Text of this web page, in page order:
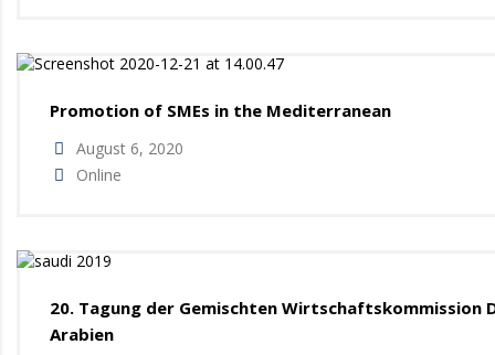
Promotion of SMEs in the Mediterranean
August 6, 2020
Online
20. Tagung der Gemischten Wirtschaftskommission
Arabien